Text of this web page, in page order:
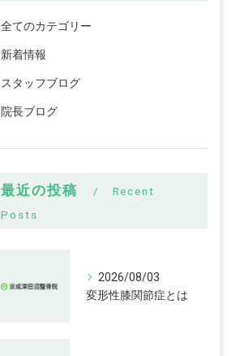
全てのカテゴリー
新着情報
スタッフブログ
院長ブログ
最近の投稿
Recent
Posts
2026/08/03
変形性膝関節症とは